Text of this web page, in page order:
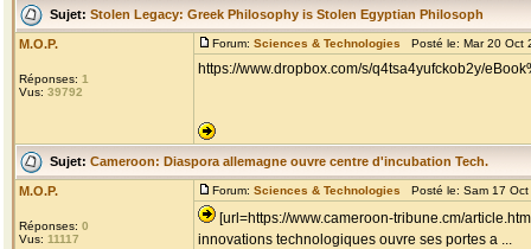
Sujet: Stolen Legacy: Greek Philosophy is Stolen Egyptian Philosoph
M.O.P.
Réponses: 1
Vus: 39792
Forum: Sciences & Technologies Posté le: Mar 20
https://www.dropbox.com/s/q4tsa4yufckob2y/
Sujet: Cameroon: Diaspora allemagne ouvre centre d'incubation Tech.
M.O.P.
Réponses: 0
Vus: 11117
Forum: Sciences & Technologies Posté le: Sam 17
[url=https://www.cameroon-tribune.cm/
innovations technologiques ouvre ses portes a ...